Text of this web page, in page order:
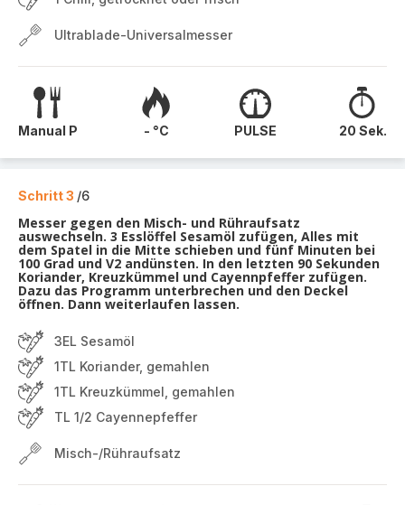
Ultrablade-Universalmesser
Manual P - °C PULSE 20 Sek.
Schritt 3 /6
Messer gegen den Misch- und Rühraufsatz
auswechseln. 3 Esslöffel Sesamöl zufügen, Alles mit
dem Spatel in die Mitte schieben und fünf Minuten bei
100 Grad und V2 andünsten. In den letzten 90 Sekunden
Koriander, Kreuzkümmel und Cayennpfeffer zufügen.
Dazu das Programm unterbrechen und den Deckel
öffnen. Dann weiterlaufen lassen.
3EL Sesamöl
1TL Koriander, gemahlen
1TL Kreuzkümmel, gemahlen
TL 1/2 Cayennepfeffer
Misch-/Rühraufsatz